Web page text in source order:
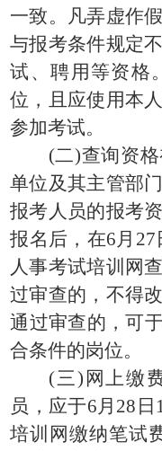
一致。凡弄虚作
与报考条件规定
试、聘用等资格
位，且应使用本
参加考试。
(二)查询资
单位及其主管部
报考人员的报考
报名后，在6月
人事考试培训网
过审查的，不得
通过审查的，可
合条件的岗位。
(三)网上缴
员，应于6月28
培训网缴纳笔试